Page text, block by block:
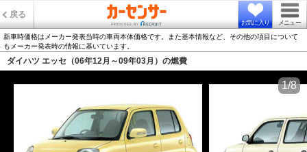
戻る
お気に入り メニュー
新車時価格はメーカー発表当時の車両本体価格です。また基本情報など、その他の項目について
もメーカー発表時の情報に基いています。
ダイハツ エッセ（06年12月～09年03月）の燃費
1/8